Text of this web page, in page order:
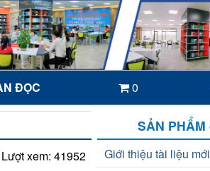
ĐỌC 0
Lượt xem: 41952
SẢN PHẨM
Giới thiệu tài liệu mới